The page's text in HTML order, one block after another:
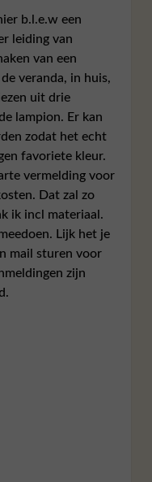
b.l.e.w een
leiding van
van een
veranda, in huis,
uit drie
lampion. Er kan
zodat het echt
favoriete kleur.
vermelding voor
Dat zal zo
ik incl materiaal.
Lijk het je
mail sturen voor
zijn